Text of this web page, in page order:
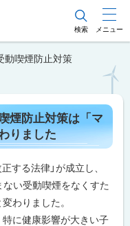
検索 メニュー
動喫煙防止対策
煙防止対策は「マ
りました
する法律」が成立し、
い受動喫煙をなくすた
わりました。
に健康影響が大きい子